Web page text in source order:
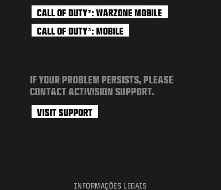
CALL OF DUTY®: WARZONE MOBILE
CALL OF DUTY®: MOBILE
IF YOUR PROBLEM PERSISTS, PLEASE
CONTACT ACTIVISION SUPPORT.
VISIT SUPPORT
INFORMAÇÕES LEGAIS